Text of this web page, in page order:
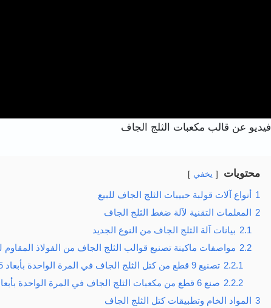
فيديو عن قالب مكعبات الثلج الجاف
محتويات يخفي
1 أنواع آلات قولبة حبيبات الثلج الجاف للبيع
2 المعلمات التقنية لآلة ضغط الثلج الجاف
2.1 بيانات آلة الثلج الجاف من النوع الجديد
2.2 مواصفات ماكينة تصنيع قوالب الثلج الجاف من الفولاذ المقاوم
2.2.1 تصنيع 9 قطع من كتل الثلج الجاف في المرة الواحدة بأبعاد 95*95*(10-60) ملم
2.2.2 صنع 6 قطع من مكعبات الثلج الجاف في المرة الواحدة بأبعاد 125*105*(10-60) ملم
3 المواد الخام وتطبيقات كتل الثلج الجاف